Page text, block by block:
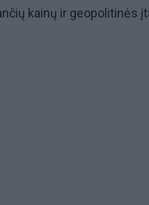
kainų ir geopolitinės